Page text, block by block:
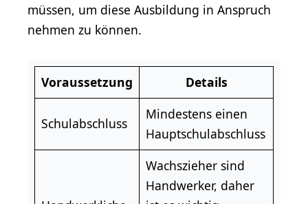
müssen, um diese Ausbildung in Anspruch
nehmen zu können.
Voraussetzung Details
Schulabschluss
Mindestens einen
Hauptschulabschluss
Wachszieher sind
Handwerker, daher